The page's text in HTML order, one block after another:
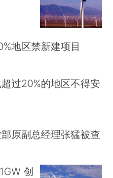
地区禁新建项目
过20%的地区不得安
原副总经理张猛被查
创